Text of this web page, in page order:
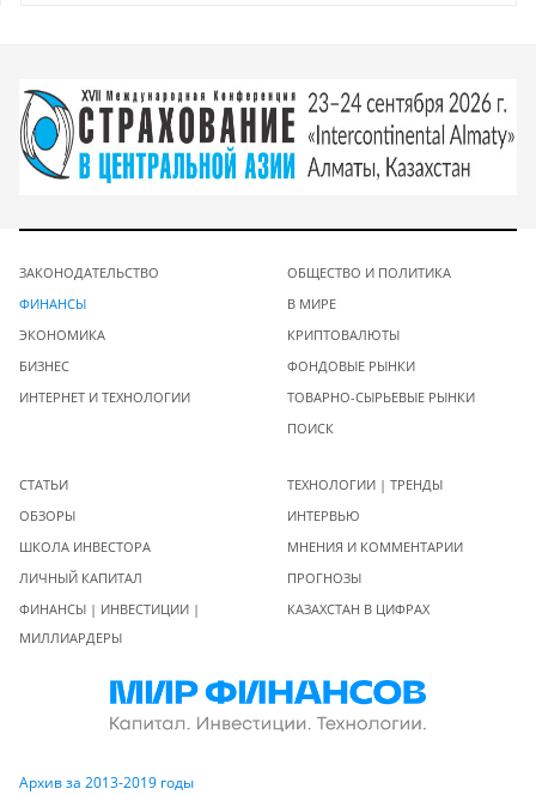
ЗАКОНОДАТЕЛЬСТВО
ФИНАНСЫ
ЭКОНОМИКА
БИЗНЕС
ИНТЕРНЕТ И ТЕХНОЛОГИИ
ОБЩЕСТВО И ПОЛИТИКА
В МИРЕ
КРИПТОВАЛЮТЫ
ФОНДОВЫЕ РЫНКИ
ТОВАРНО-СЫРЬЕВЫЕ РЫНКИ
ПОИСК
СТАТЬИ
ОБЗОРЫ
ШКОЛА ИНВЕСТОРА
ЛИЧНЫЙ КАПИТАЛ
ФИНАНСЫ | ИНВЕСТИЦИИ |
МИЛЛИАРДЕРЫ
ТЕХНОЛОГИИ | ТРЕНДЫ
ИНТЕРВЬЮ
МНЕНИЯ И КОММЕНТАРИИ
ПРОГНОЗЫ
КАЗАХСТАН В ЦИФРАХ
Архив за 2013-2019 годы